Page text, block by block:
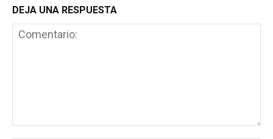
DEJA UNA RESPUESTA